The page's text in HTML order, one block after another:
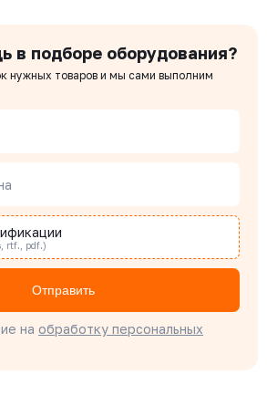
в подборе оборудования?
нужных товаров и мы сами выполним
rtf., pdf.)
Отправить
на обработку персональных